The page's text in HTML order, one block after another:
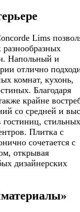
Lims
Напольный и
отлично
комнат, кухонь,
Благодаря
крайне
со средней и
гостиниц, стильных
Плитка с
сочетается с
открывая
дизайнерских